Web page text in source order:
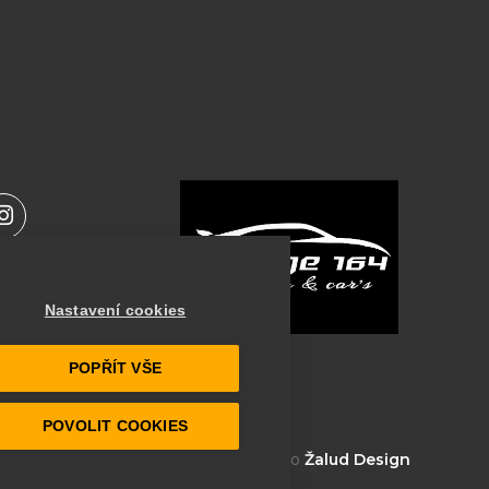
I
n
r
m
na
Vytvořilo studio Žalud Design
Nastavení cookies
POPŘÍT VŠE
POVOLIT COOKIES